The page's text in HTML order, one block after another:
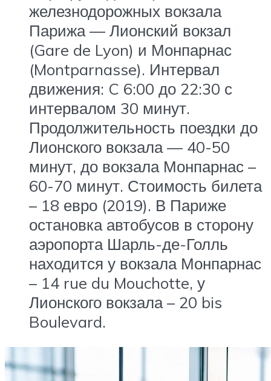
железнодорожных вокзала
Парижа — Лионский вокзал
(Gare de Lyon) и Монпарнас
(Montparnasse). Интервал
движения: C 6:00 до 22:30 с
интервалом 30 минут.
Продолжительность поездки до
Лионского вокзала — 40-50
минут, до вокзала Монпарнас –
60-70 минут. Стоимость билета
– 18 евро (2019). В Париже
остановка автобусов в сторону
аэропорта Шарль-де-Голль
находится у вокзала Монпарнас
– 14 rue du Mouchotte, у
Лионского вокзала – 20 bis
Boulevard.